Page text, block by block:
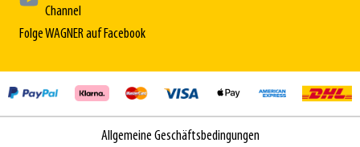
Channel
Folge WAGNER auf Facebook
Allgemeine Geschäftsbedingungen